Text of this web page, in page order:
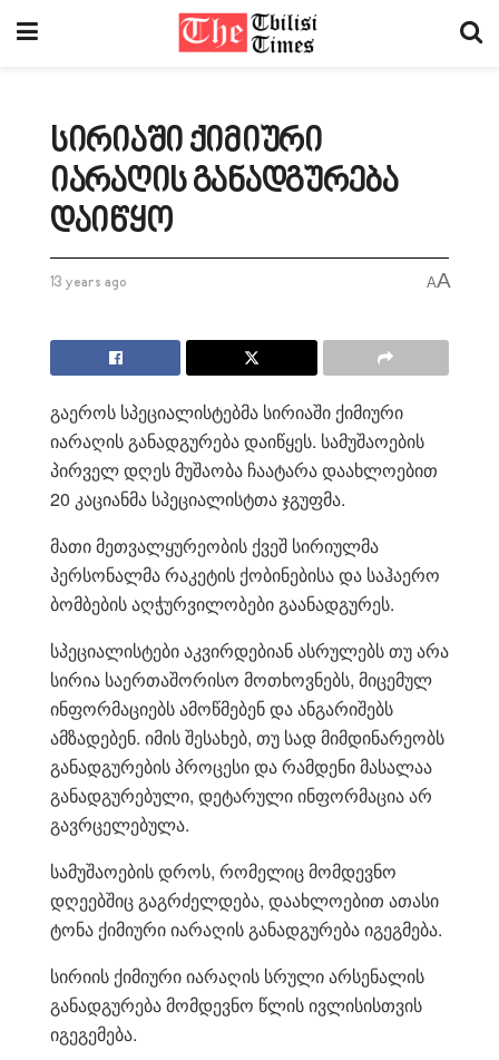
სირიაში ქიმიური
იარაღის განადგურება
დაიწყო
13 years ago AA
გაეროს სპეციალისტებმა სირიაში ქიმიური
იარაღის განადგურება დაიწყეს. სამუშაოების
პირველ დღეს მუშაობა ჩაატარა დაახლოებით
20 კაციანმა სპეციალისტთა ჯგუფმა.
მათი მეთვალყურეობის ქვეშ სირიულმა
პერსონალმა რაკეტის ქობინებისა და საჰაერო
ბომბების აღჭურვილობები გაანადგურეს.
სპეციალისტები აკვირდებიან ასრულებს თუ არა
სირია საერთაშორისო მოთხოვნებს, მიცემულ
ინფორმაციებს ამოწმებენ და ანგარიშებს
ამზადებენ. იმის შესახებ, თუ სად მიმდინარეობს
განადგურების პროცესი და რამდენი მასალაა
განადგურებული, დეტარული ინფორმაცია არ
გავრცელებულა.
სამუშაოების დროს, რომელიც მომდევნო
დღეებშიც გაგრძელდება, დაახლოებით ათასი
ტონა ქიმიური იარაღის განადგურება იგეგმება.
სირიის ქიმიური იარაღის სრული არსენალის
განადგურება მომდევნო წლის ივლისისთვის
იგეგემება.